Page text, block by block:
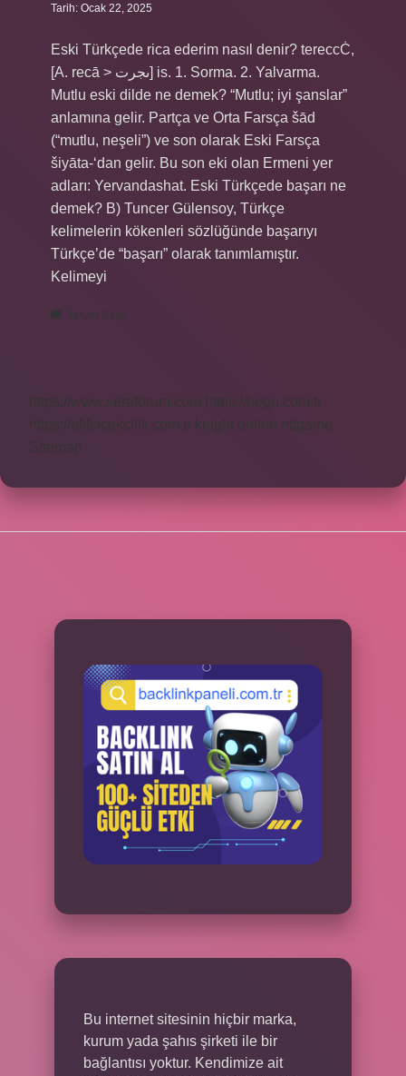
Tarih: Ocak 22, 2025
Eski Türkçede rica ederim nasıl denir? tereccĊ,
[A. recā > ىجرت] is. 1. Sorma. 2. Yalvarma.
Mutlu eski dilde ne demek? “Mutlu; iyi şanslar”
anlamına gelir. Partça ve Orta Farsça šād
(“mutlu, neşeli”) ve son olarak Eski Farsça
šiyāta-‘dan gelir. Bu son eki olan Ermeni yer
adları: Yervandashat. Eski Türkçede başarı ne
demek? B) Tuncer Gülensoy, Türkçe
kelimelerin kökenleri sözlüğünde başarıyı
Türkçe’de “başarı” olarak tanımlamıştır.
Kelimeyi
Yorum Bırak
https://www.seraforum.com
https://begu.com.tr
https://elifcicekcilik.com.tr knight online nttgame
Sitemap
Bu internet sitesinin hiçbir marka,
kurum yada şahıs şirketi ile bir
bağlantısı yoktur. Kendimize ait